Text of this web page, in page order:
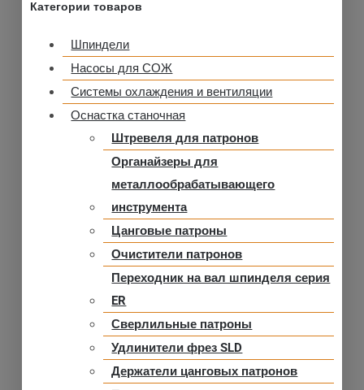
Категории товаров
Шпиндели
Насосы для СОЖ
Системы охлаждения и вентиляции
Оснастка станочная
Штревеля для патронов
Органайзеры для
металлообрабатывающего
инструмента
Цанговые патроны
Очистители патронов
Переходник на вал шпинделя серия
ER
Сверлильные патроны
Удлинители фрез SLD
Держатели цанговых патронов